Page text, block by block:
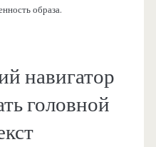
образа.
навигатор
головной